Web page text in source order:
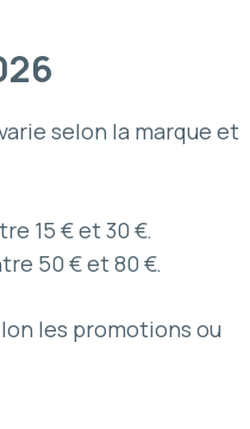
selon la marque et
15 € et 30 €.
50 € et 80 €.
les promotions ou